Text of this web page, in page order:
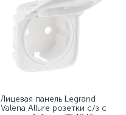
Лицевая панель Legrand
Valena Allure розетки с/з с